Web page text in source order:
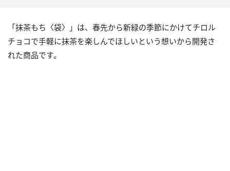
「抹茶もち〈袋〉」は、春先から新緑の季節にかけてチロル
チョコで手軽に抹茶を楽しんでほしいという想いから開発さ
れた商品です。